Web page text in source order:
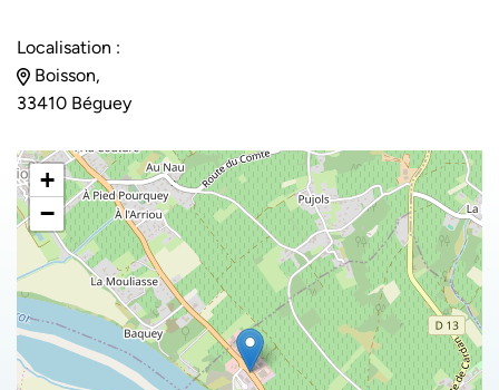
Localisation :
Boisson,
33410 Béguey
+
−